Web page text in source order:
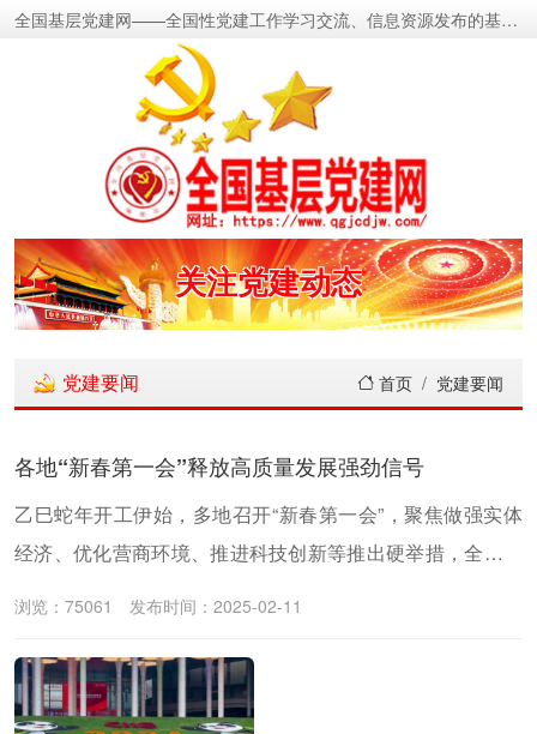
全国基层党建网——全国性党建工作学习交流、信息资源发布的基层党建新闻门户网
密切党群关系
传递党的声音
关注党建动态
传播党建理论
密切党群关系
党建要闻 首页 党建要闻
各地“新春第一会”释放高质量发展强劲信号
乙巳蛇年开工伊始，多地召开“新春第一会”，聚焦做强实体
经济、优化营商环境、推进科技创新等推出硬举措，全面推
浏览：75061 发布时间：2025-02-11